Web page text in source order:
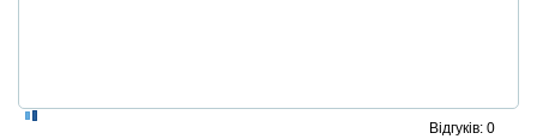
Відгуків: 0